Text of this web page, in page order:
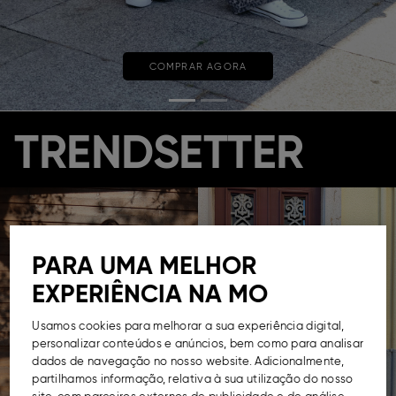
COMPRAR AGORA
TRENDSETTER
PARA UMA MELHOR
EXPERIÊNCIA NA MO
Usamos cookies para melhorar a sua experiência digital,
personalizar conteúdos e anúncios, bem como para analisar
dados de navegação no nosso website. Adicionalmente,
partilhamos informação, relativa à sua utilização do nosso